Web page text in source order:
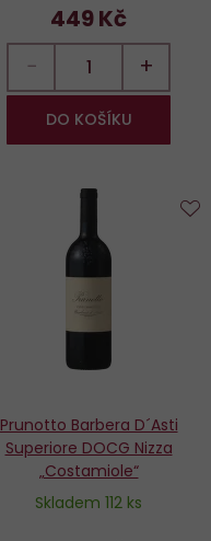
449 Kč
− +
DO KOŠÍKU
Prunotto Barbera D´Asti
Superiore DOCG Nizza
„Costamiole“
Skladem 112 ks